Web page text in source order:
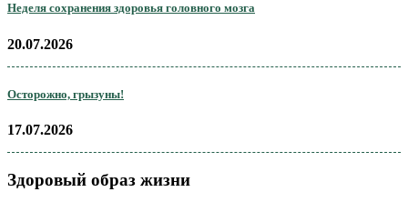
Неделя сохранения здоровья головного мозга
20.07.2026
Осторожно, грызуны!
17.07.2026
Здоровый образ жизни